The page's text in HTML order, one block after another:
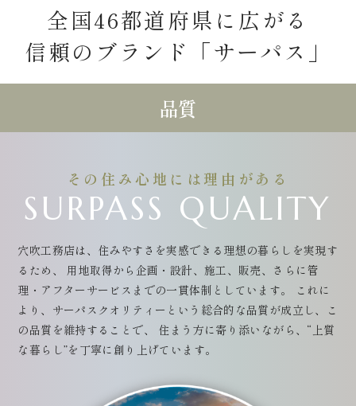
全国46都道府県に広がる
信頼のブランド「サーパス」
品質
その住み心地には理由がある
SURPASS QUALITY
穴吹工務店は、住みやすさを実感できる理想の暮らしを実現す
るため、
用地取得から企画・設計、施工、販売、さらに管
理・アフターサービスまでの一貫体制としています。
これに
より、サーパスクオリティーという総合的な品質が成立し、こ
の品質を維持することで、
住まう方に寄り添いながら、“上質
な暮らし”を丁寧に創り上げています。